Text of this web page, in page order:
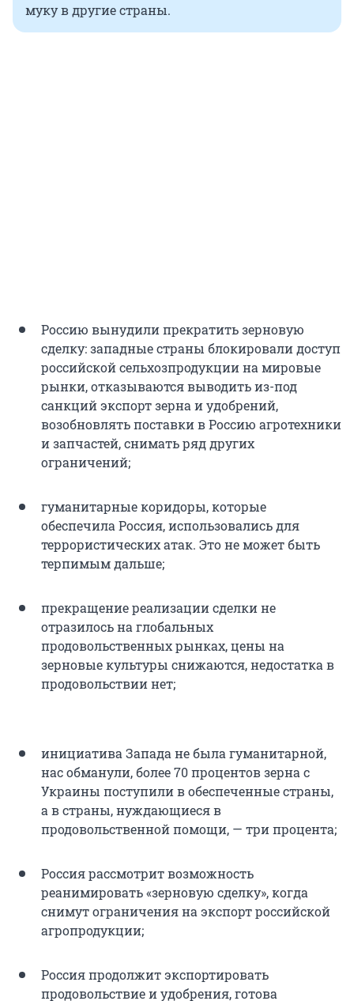
муку в другие страны.
Россию вынудили прекратить зерновую
сделку: западные страны блокировали доступ
российской сельхозпродукции на мировые
рынки, отказываются выводить из-под
санкций экспорт зерна и удобрений,
возобновлять поставки в Россию агротехники
и запчастей, снимать ряд других
ограничений;
гуманитарные коридоры, которые
обеспечила Россия, использовались для
террористических атак. Это не может быть
терпимым дальше;
прекращение реализации сделки не
отразилось на глобальных
продовольственных рынках, цены на
зерновые культуры снижаются, недостатка в
продовольствии нет;
инициатива Запада не была гуманитарной,
нас обманули, более 70 процентов зерна с
Украины поступили в обеспеченные страны,
а в страны, нуждающиеся в
продовольственной помощи, — три процента;
Россия рассмотрит возможность
реанимировать «зерновую сделку», когда
снимут ограничения на экспорт российской
агропродукции;
Россия продолжит экспортировать
продовольствие и удобрения, готова